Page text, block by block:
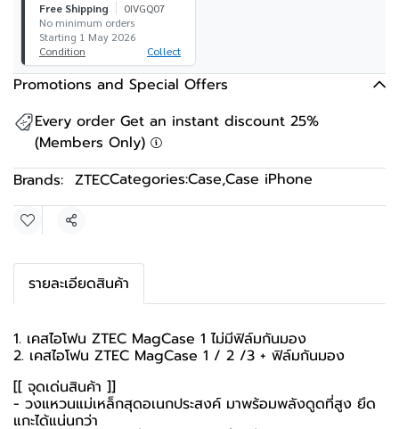
Free Shipping
0IVGQ07
No minimum orders
Starting 1 May 2026
Condition
Collect
Promotions and Special Offers
Every order Get an instant discount 25%
(Members Only)
Brands: ZTECCategories:Case,Case iPhone
Share
รายละเอียดสินค้า
1. เคสไอโฟน ZTEC MagCase 1 ไม่มีฟิล์มกันมอง
2. เคสไอโฟน ZTEC MagCase 1 / 2 /3 + ฟิล์มกันมอง
[[ จุดเด่นสินค้า ]]
- วงแหวนแม่เหล็กสุดอเนกประสงค์ มาพร้อมพลังดูดที่สูง ยึด
แกะได้แน่นกว่า